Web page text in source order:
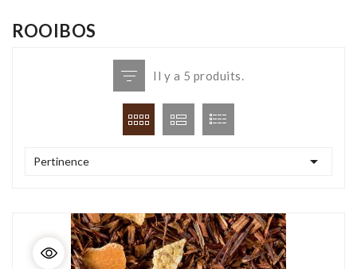
ROOIBOS
Il y a 5 produits.
Pertinence 